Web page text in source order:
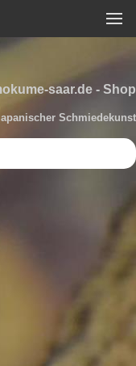
saar.de - Shop
Schmiedekunst